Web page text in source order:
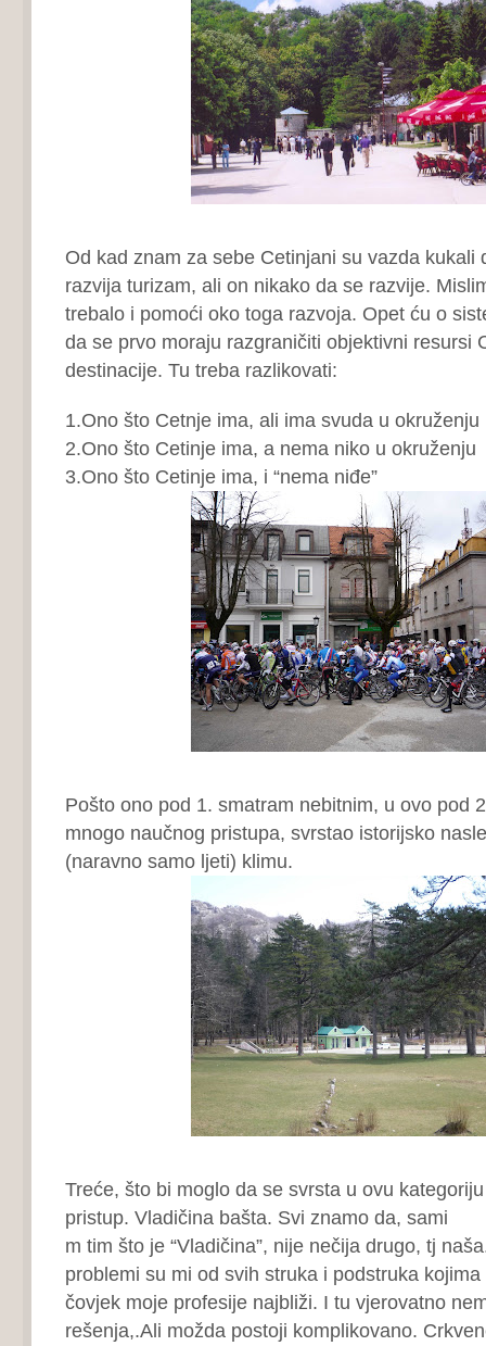
Od kad znam za sebe Cetinjani su vazda kukali
razvija turizam, ali on nikako da se razvije.
trebalo i pomoći oko toga razvoja. Opet ću o
da se prvo moraju razgraničiti objektivni resursi
destinacije. Tu treba razlikovati:
1.Ono što Cetnje ima, ali ima svuda u okruženju
2.Ono što Cetinje ima, a nema niko u okruženju
3.Ono što Cetinje ima, i “nema niđe”
Pošto ono pod 1. smatram nebitnim, u ovo pod
mnogo naučnog pristupa, svrstao istorijsko
(naravno samo ljeti) klimu.
Treće, što bi moglo da se svrsta u ovu
pristup. Vladičina bašta. Svi znamo da, sami
m tim što je “Vladičina”, nije nečija drugo, tj
problemi su mi od svih struka i podstruka
čovjek moje profesije najbliži. I tu vjerovatno
rešenja,.Ali možda postoji komplikovano.